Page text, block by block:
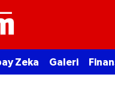
Zeka Galeri